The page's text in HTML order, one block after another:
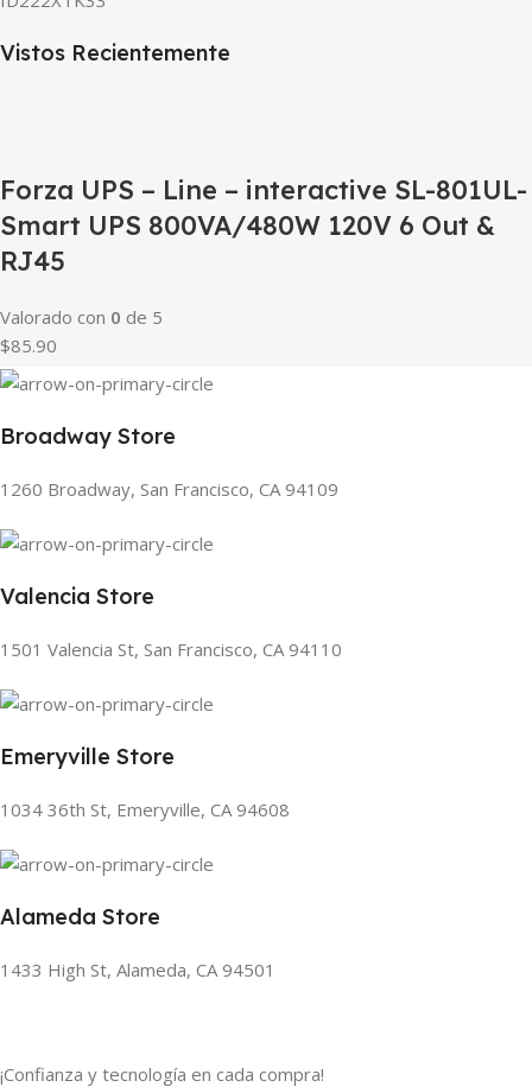
Vistos Recientemente
Forza UPS – Line – interactive SL-801UL-
Smart UPS 800VA/480W 120V 6 Out &
RJ45
Valorado con 0 de 5
$85.90
Broadway Store
1260 Broadway, San Francisco, CA 94109
Valencia Store
1501 Valencia St, San Francisco, CA 94110
Emeryville Store
1034 36th St, Emeryville, CA 94608
Alameda Store
1433 High St, Alameda, CA 94501
¡Confianza y tecnología en cada compra!